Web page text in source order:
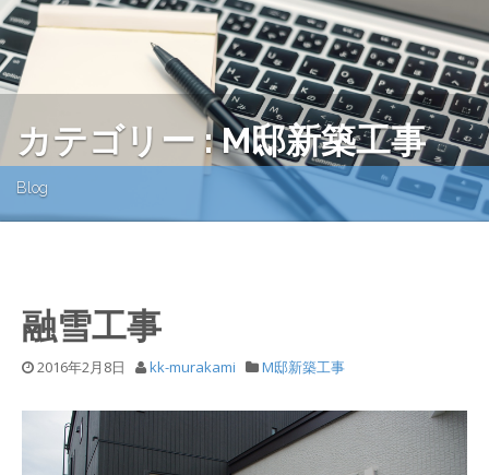
カテゴリー : M邸新築工事
Blog
融雪工事
2016年2月8日 kk-murakami M邸新築工事